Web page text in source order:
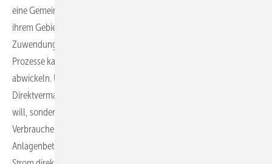
eine Gemeinde an den Vermarktungserlösen einer PV-Anlage auf
ihrem Gebiet beteiligen möchte, kann man Teile dieser
Zuwendungen von den Netzbetreibern erstattet bekommen. Diese
Prozesse kann man mithilfe des opti.node-Cockpits automatisch
abwickeln. Und wenn ich den Strom nicht nur an einen
Direktvermarkter im Rahmen des Marktprämienmodells verkaufen
will, sondern über eine Direktlieferung an mittelständische
Verbraucher kommt unser PPA-as-a-Service zum Einsatz; und der
Anlagenbetreiber wird zu einem echten Energielieferanten, der den